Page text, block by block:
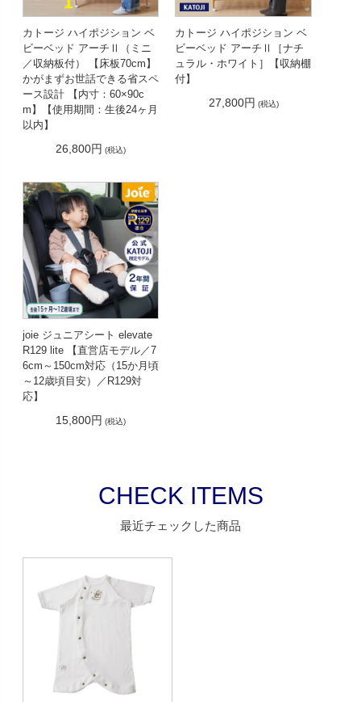
カトージ ハイポジション ベ
ビーベッド アーチⅡ（ミニ
／収納板付） 【床板70cm】
かがまずお世話できる省スペ
ース設計 【内寸：60×90c
m】【使用期間：生後24ヶ月
以内】
26,800円 (税込)
カトージ ハイポジション ベ
ビーベッド アーチⅡ［ナチ
ュラル・ホワイト］【収納棚
付】
27,800円 (税込)
joie ジュニアシート elevate
R129 lite 【直営店モデル／7
6cm～150cm対応（15か月頃
～12歳頃目安）／R129対
応】
15,800円 (税込)
CHECK ITEMS
最近チェックした商品